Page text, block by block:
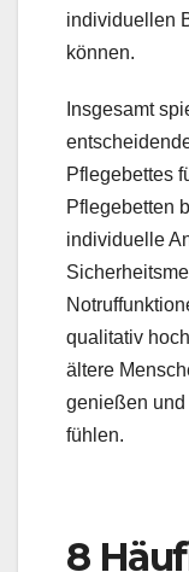
individuellen
können.
Insgesamt
Pflegebettes
Pflegebetten
individuelle
qualitativ
ältere
genießen
fühlen.
8